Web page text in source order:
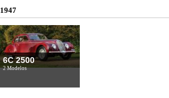
1947
6C 2500
2 Modelos